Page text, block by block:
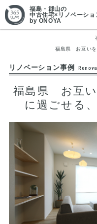
福島・郡山の
中古住宅×リノベーショ
by ONOYA
福島県 お互いを
リノベーション事例
福島県 お互い
に過ごせる